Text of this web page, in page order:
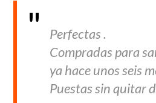
Perfectas .
Compradas para
ya hace unos seis
Puestas sin quitar